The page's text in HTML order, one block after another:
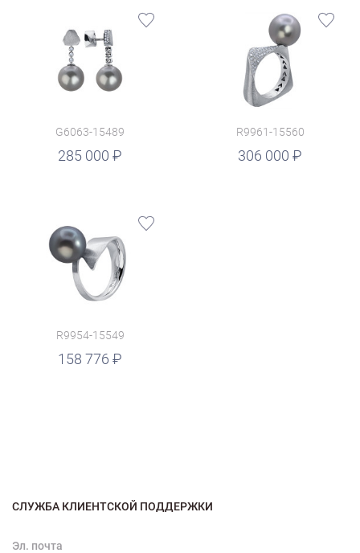
G6063-15489
285 000
R9961-15560
306 000
руб.
R9954-15549
158 776
СЛУЖБА КЛИЕНТСКОЙ ПОДДЕРЖКИ
Эл. почта